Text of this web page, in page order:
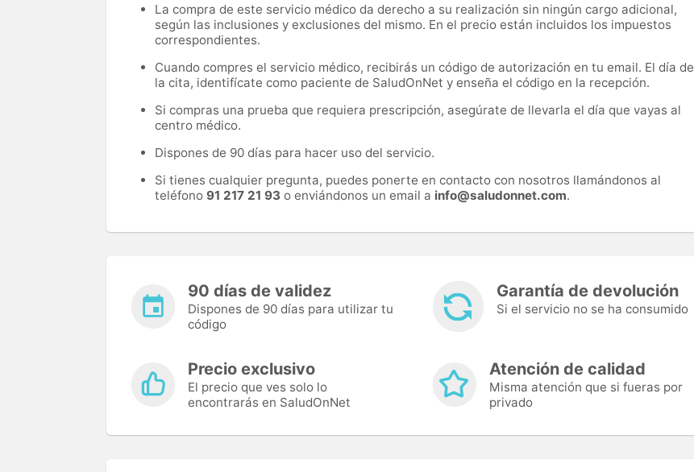
La compra de este servicio médico da derecho a su realización sin ningún cargo adicional,
según las inclusiones y exclusiones del mismo. En el precio están incluidos los impuestos
correspondientes.
Cuando compres el servicio médico, recibirás un código de autorización en tu email. El día de
la cita, identifícate como paciente de SaludOnNet y enseña el código en la recepción.
Si compras una prueba que requiera prescripción, asegúrate de llevarla el día que vayas al
centro médico.
Dispones de 90 días para hacer uso del servicio.
Si tienes cualquier pregunta, puedes ponerte en contacto con nosotros llamándonos al
teléfono 91 217 21 93 o enviándonos un email a info@saludonnet.com.
90 días de validez
Dispones de 90 días para utilizar tu
código
Garantía de devolución
Si el servicio no se ha consumido
Precio exclusivo
El precio que ves solo lo
encontrarás en SaludOnNet
Atención de calidad
Misma atención que si fueras por
privado